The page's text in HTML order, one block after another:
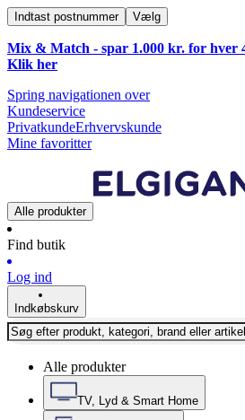
Indtast postnummer Vælg
Mix & Match - spar 1.000 kr. for hver
Klik her
Spring navigationen over
Kundeservice
PrivatkundeErhvervskunde
Mine favoritter
Alle produkter
Find butik
Log ind
Indkøbskurv
Alle produkter
TV, Lyd & Smart Home